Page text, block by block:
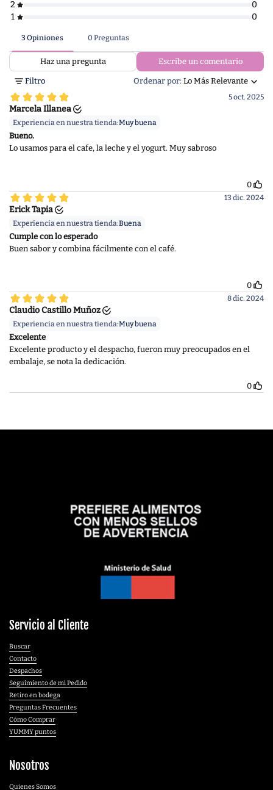
Servicio al Cliente
Buscar
Contacto
Despachos
Seguimiento de mi Pedido
Retiro en bodega
Preguntas Frecuentes
Cómo Comprar
YUMMY puntos
Nosotros
Quienes Somos